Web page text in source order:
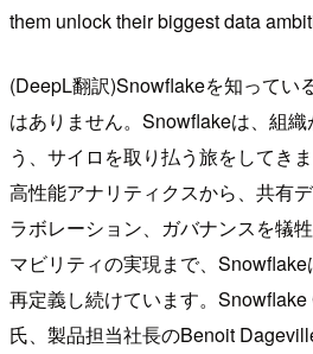
them unlock their biggest data
(DeepL翻訳)Snowflakeを知ってい
はありません。Snowflakeは、組
う、サイロを取り払う旅をしてき
高性能アナリティクスから、共有
ラボレーション、ガバナンスを犠
マビリティの実現まで、
再定義し続けています。
氏、製品担当社長のBenoit